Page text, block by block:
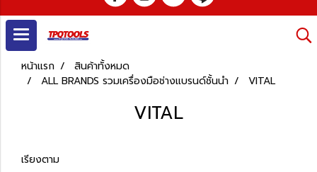
หน้าแรก
สินค้าทั้งหมด
ALL BRANDS รวมเครื่องมือช่างแบรนด์ชั้นนำ
VITAL
VITAL
เรียงตาม